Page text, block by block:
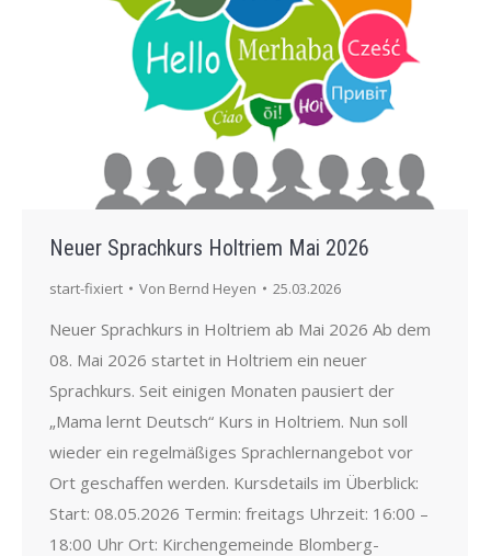
Neuer Sprachkurs Holtriem Mai 2026
start-fixiert Von Bernd Heyen 25.03.2026
Neuer Sprachkurs in Holtriem ab Mai 2026 Ab dem
08. Mai 2026 startet in Holtriem ein neuer
Sprachkurs. Seit einigen Monaten pausiert der
„Mama lernt Deutsch“ Kurs in Holtriem. Nun soll
wieder ein regelmäßiges Sprachlernangebot vor
Ort geschaffen werden. Kursdetails im Überblick:
Start: 08.05.2026 Termin: freitags Uhrzeit: 16:00 –
18:00 Uhr Ort: Kirchengemeinde Blomberg-